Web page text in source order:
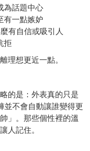
為話題中心
有一點嫉妒
有自信或吸引人
拒
理想更近一點。
的是：外表真的只是
並不會自動讓誰變得更
」。那些個性裡的溫
人記住。